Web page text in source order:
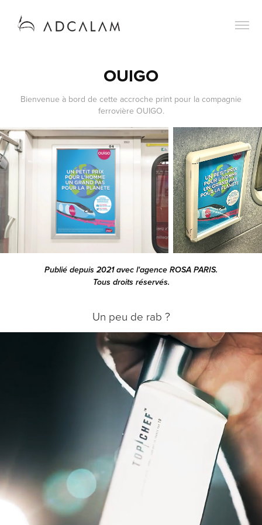
OUIGO
Bienvenue à bord de cette accroche print pour la compagnie
ferrovière OUIGO.
Publié depuis 2021 avec l'agence ROSA PARIS.
Tous droits réservés.
Un peu de rab ?
TB x TOP CHEF